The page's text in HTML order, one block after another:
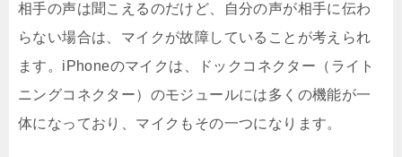
相手の声は聞こえるのだけど、自分の声が相手に伝わ
らない場合は、マイクが故障していることが考えられ
ます。iPhoneのマイクは、ドックコネクター（ライト
ニングコネクター）のモジュールには多くの機能が一
体になっており、マイクもその一つになります。